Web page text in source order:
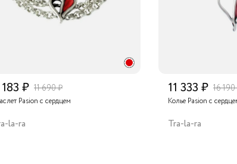
₽ 11 690 ₽
Pasion с сердцем
la-ra
11 333 ₽ 16
Колье Pasion с
Tra-la-ra